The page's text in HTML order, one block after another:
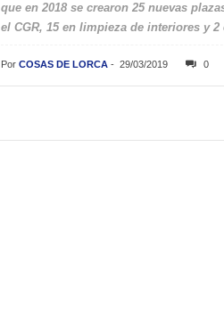
que en 2018 se crearon 25 nuevas
el CGR, 15 en limpieza de interiores y
Por COSAS DE LORCA- 29/03/2019 0